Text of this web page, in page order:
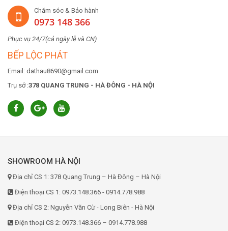
Chăm sóc & Bảo hành
0973 148 366
Phục vụ 24/7(cả ngày lễ và CN)
BẾP LỘC PHÁT
Email: dathau8690@gmail.com
Trụ sở :378 QUANG TRUNG - HÀ ĐÔNG - HÀ NỘI
SHOWROOM HÀ NỘI
Địa chỉ CS 1: 378 Quang Trung – Hà Đông – Hà Nội
Điện thoại CS 1: 0973.148.366 - 0914.778.988
Địa chỉ CS 2: Nguyễn Văn Cừ - Long Biên - Hà Nội
Điện thoại CS 2: 0973.148.366 – 0914.778.988